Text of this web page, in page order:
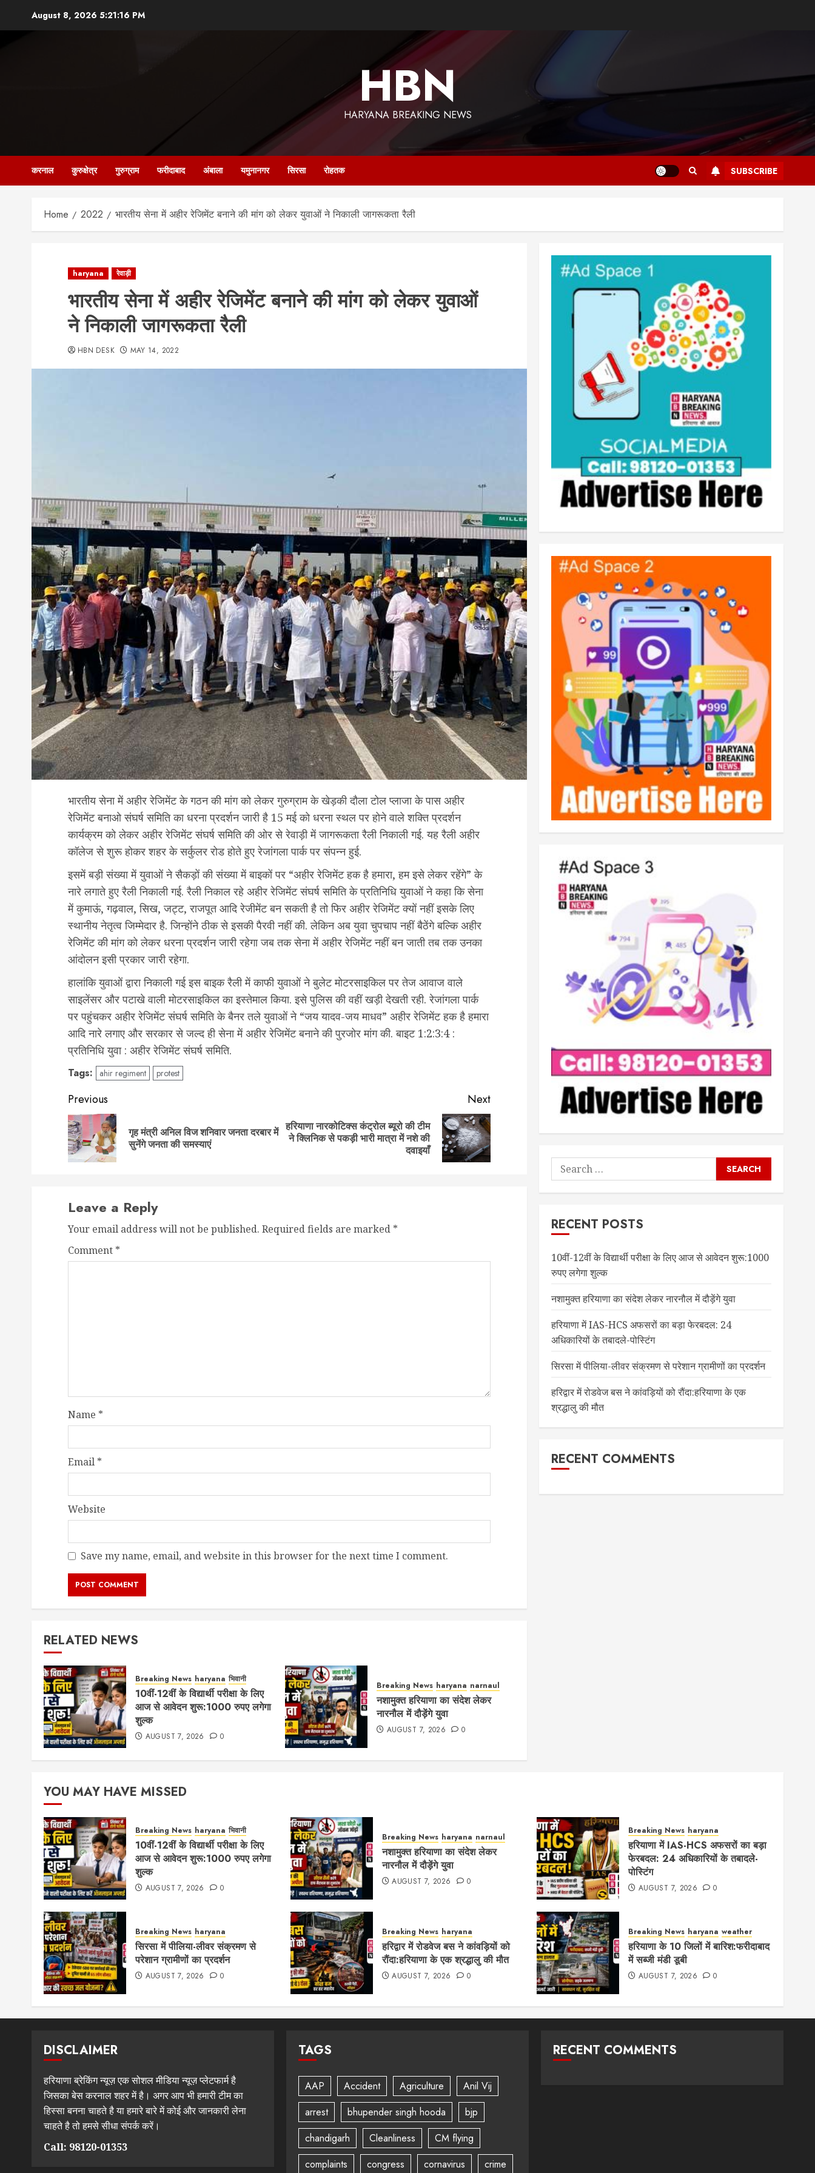
August 8, 2026 5:21:17 PM
HBN
HARYANA BREAKING NEWS
करनाल कुरुक्षेत्र गुरुग्राम फरीदाबाद अंबाला यमुनानगर सिरसा रोहतक SUBSCRIBE
Home 2022 भारतीय सेना में अहीर रेजिमेंट बनाने की मांग को लेकर युवाओं ने निकाली जागरूकता रैली
haryana रेवाड़ी
भारतीय सेना में अहीर रेजिमेंट बनाने की मांग को लेकर युवाओं
ने निकाली जागरूकता रैली
HBN DESK MAY 14, 2022
भारतीय सेना में अहीर रेजिमेंट के गठन की मांग को लेकर गुरुग्राम के खेड़की दौला टोल प्लाजा के पास अहीर
रेजिमेंट बनाओ संघर्ष समिति का धरना प्रदर्शन जारी है 15 मई को धरना स्थल पर होने वाले शक्ति प्रदर्शन
कार्यक्रम को लेकर अहीर रेजिमेंट संघर्ष समिति की ओर से रेवाड़ी में जागरूकता रैली निकाली गई. यह रैली अहीर
कॉलेज से शुरू होकर शहर के सर्कुलर रोड होते हुए रेजांगला पार्क पर संपन्न हुई.
इसमें बड़ी संख्या में युवाओं ने सैकड़ों की संख्या में बाइकों पर “अहीर रेजिमेंट हक है हमारा, हम इसे लेकर रहेंगे” के
नारे लगाते हुए रैली निकाली गई. रैली निकाल रहे अहीर रेजिमेंट संघर्ष समिति के प्रतिनिधि युवाओं ने कहा कि सेना
में कुमाऊं, गढ़वाल, सिख, जट्ट, राजपूत आदि रेजीमेंट बन सकती है तो फिर अहीर रेजिमेंट क्यों नहीं इसके लिए
स्थानीय नेतृत्व जिम्मेदार है. जिन्होंने ठीक से इसकी पैरवी नहीं की. लेकिन अब युवा चुपचाप नहीं बैठेंगे बल्कि अहीर
रेजिमेंट की मांग को लेकर धरना प्रदर्शन जारी रहेगा जब तक सेना में अहीर रेजिमेंट नहीं बन जाती तब तक उनका
आंदोलन इसी प्रकार जारी रहेगा.
हालांकि युवाओं द्वारा निकाली गई इस बाइक रैली में काफी युवाओं ने बुलेट मोटरसाइकिल पर तेज आवाज वाले
साइलेंसर और पटाखे वाली मोटरसाइकिल का इस्तेमाल किया. इसे पुलिस की वहीं खड़ी देखती रही. रेजांगला पार्क
पर पहुंचकर अहीर रेजिमेंट संघर्ष समिति के बैनर तले युवाओं ने “जय यादव-जय माधव” अहीर रेजिमेंट हक है हमारा
आदि नारे लगाए और सरकार से जल्द ही सेना में अहीर रेजिमेंट बनाने की पुरजोर मांग की. बाइट 1:2:3:4 :
प्रतिनिधि युवा : अहीर रेजिमेंट संघर्ष समिति.
Tags: ahir regiment protest
Post
navigation
Previous
Previous
गृह मंत्री अनिल विज शनिवार जनता दरबार में
सुनेंगे जनता की समस्याएं
Next
Next
हरियाणा नारकोटिक्स कंट्रोल ब्यूरो की टीम
ने क्लिनिक से पकड़ी भारी मात्रा में नशे की
दवाइयाँ
Leave a Reply
Your email address will not be published. Required fields are marked *
Comment *
Name *
Email *
Website
Save my name, email, and website in this browser for the next time I comment.
RELATED NEWS
Breaking News haryana भिवानी
10वीं-12वीं के विद्यार्थी परीक्षा के लिए
आज से आवेदन शुरू:1000 रुपए लगेगा
शुल्क
AUGUST 7, 2026 0
Breaking News haryana narnaul
नशामुक्त हरियाणा का संदेश लेकर
नारनौल में दौड़ेंगे युवा
AUGUST 7, 2026 0
Search
for:
RECENT POSTS
10वीं-12वीं के विद्यार्थी परीक्षा के लिए आज से आवेदन शुरू:1000
रुपए लगेगा शुल्क
नशामुक्त हरियाणा का संदेश लेकर नारनौल में दौड़ेंगे युवा
हरियाणा में IAS-HCS अफसरों का बड़ा फेरबदल: 24
अधिकारियों के तबादले-पोस्टिंग
सिरसा में पीलिया-लीवर संक्रमण से परेशान ग्रामीणों का प्रदर्शन
हरिद्वार में रोडवेज बस ने कांवड़ियों को रौंदा:हरियाणा के एक
श्रद्धालु की मौत
RECENT COMMENTS
YOU MAY HAVE MISSED
Breaking News haryana भिवानी
10वीं-12वीं के विद्यार्थी परीक्षा के लिए
आज से आवेदन शुरू:1000 रुपए लगेगा
शुल्क
AUGUST 7, 2026 0
Breaking News haryana narnaul
नशामुक्त हरियाणा का संदेश लेकर
नारनौल में दौड़ेंगे युवा
AUGUST 7, 2026 0
Breaking News haryana
हरियाणा में IAS-HCS अफसरों का बड़ा
फेरबदल: 24 अधिकारियों के तबादले-
पोस्टिंग
AUGUST 7, 2026 0
Breaking News haryana
सिरसा में पीलिया-लीवर संक्रमण से
परेशान ग्रामीणों का प्रदर्शन
AUGUST 7, 2026 0
Breaking News haryana
हरिद्वार में रोडवेज बस ने कांवड़ियों को
रौंदा:हरियाणा के एक श्रद्धालु की मौत
AUGUST 7, 2026 0
Breaking News haryana weather
हरियाणा के 10 जिलों में बारिश:फरीदाबाद
में सब्जी मंडी डूबी
AUGUST 7, 2026 0
DISCLAIMER
हरियाणा ब्रेकिंग न्यूज़ एक सोशल मीडिया न्यूज़ प्लेटफार्म है
जिसका बेस करनाल शहर में है। अगर आप भी हमारी टीम का
हिस्सा बनना चाहते है या हमारे बारे में कोई और जानकारी लेना
चाहते है तो हमसे सीधा संपर्क करें।
Call: 98120-01353
TAGS
AAP Accident Agriculture
Anil Vij
arrest
bhupender singh hooda
bjp
chandigarh
Cleanliness
CM flying
complaints
congress cornavirus crime
RECENT COMMENTS